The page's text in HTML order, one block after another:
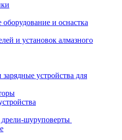
и оснастка
и установок алмазного
устройства для
шуруповерты